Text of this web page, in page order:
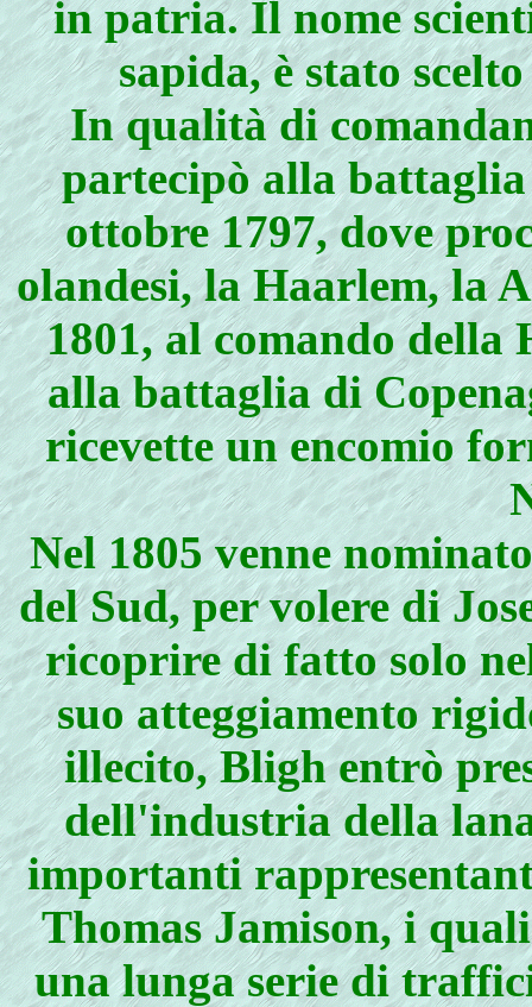
in patria. Il nome
sapida, è stato
In qualità di
partecipò alla
ottobre 1797, dove
olandesi, la Haarlem, la
1801, al comando
alla battaglia di
ricevette un encomio
Nel 1805 venne
del Sud, per volere di
ricoprire di fatto solo
suo atteggiamento
illecito, Bligh entrò
dell'industria della
importanti
Thomas Jamison, i
una lunga serie di